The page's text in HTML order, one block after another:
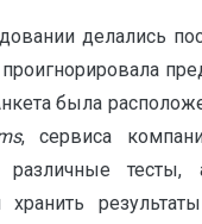
делались
была
, сервиса
различные